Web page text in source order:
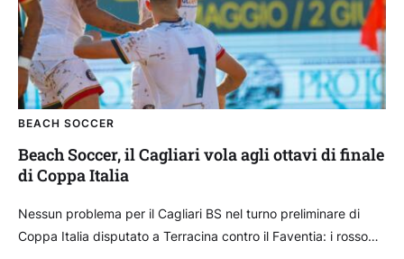
BEACH SOCCER
Beach Soccer, il Cagliari vola agli ottavi di finale
di Coppa Italia
Nessun problema per il Cagliari BS nel turno preliminare di
Coppa Italia disputato a Terracina contro il Faventia: i rossoblù